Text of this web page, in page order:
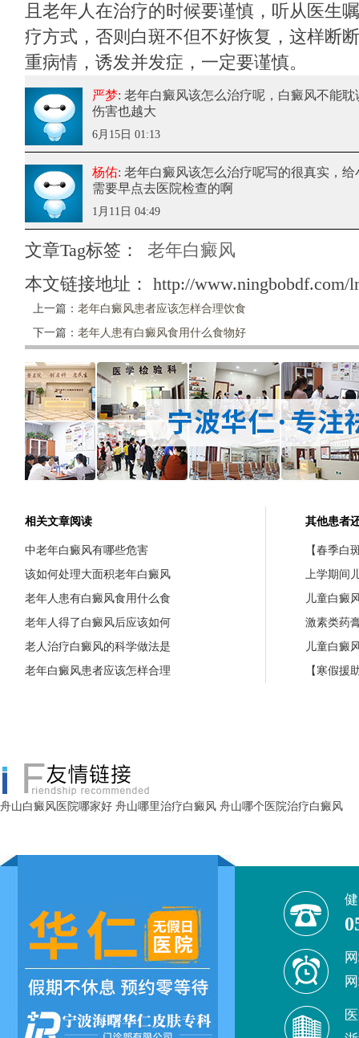
且老年人在治疗的时候要谨慎，听从医生
疗方式，否则白斑不但不好恢复，这样断
重病情，诱发并发症，一定要谨慎。
严梦: 老年白癜风该怎么治疗呢，白癜风不能
伤害也越大
6月15日 01:13
杨佑: 老年白癜风该怎么治疗呢写的很真实，
需要早点去医院检查的啊
1月11日 04:49
文章Tag标签：
老年白癜风
本文链接地址： http://www.ningbobdf.com/
上一篇： 老年白癜风患者应该怎样合理饮食
下一篇： 老年人患有白癜风食用什么食物好
相关文章阅读
中老年白癜风有哪些危害
该如何处理大面积老年白癜风
老年人患有白癜风食用什么食
老年人得了白癜风后应该如何
老人治疗白癜风的科学做法是
老年白癜风患者应该怎样合理
其他患者
【春季白
上学期间
儿童白癜
激素类药
儿童白癜
【寒假援
舟山白癜风医院哪家好 舟山哪里治疗白癜风 舟山哪个医院治疗白癜风